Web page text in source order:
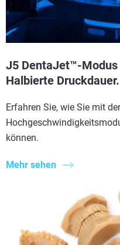
J5 DentaJet™-Modus
Halbierte Druckdauer.
Erfahren Sie, wie Sie mit
können.
Mehr sehen